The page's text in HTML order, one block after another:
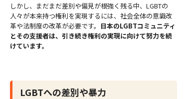
しかし、まだまだ差別や偏見が根強く残る中、LGBTの
人々が本来持つ権利を実現するには、社会全体の意識改
革や法制度の改革が必要です。 日本のLGBTコミュニティ
とその支援者は、引き続き権利の実現に向けて努力を続
けています。
LGBTへの差別や暴力